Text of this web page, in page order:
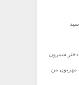
دختر شمرون
مهربون من